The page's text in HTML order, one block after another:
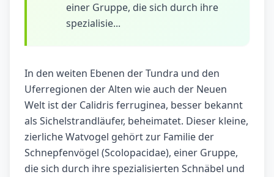
einer Gruppe, die sich durch ihre
spezialisie...
In den weiten Ebenen der Tundra und den
Uferregionen der Alten wie auch der Neuen
Welt ist der Calidris ferruginea, besser bekannt
als Sichelstrandläufer, beheimatet. Dieser kleine,
zierliche Watvogel gehört zur Familie der
Schnepfenvögel (Scolopacidae), einer Gruppe,
die sich durch ihre spezialisierten Schnäbel und